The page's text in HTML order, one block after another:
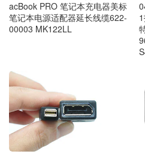
acBook PRO 笔记本充电器美标
笔记本电源适配器延长线缆622-
00003 MK122LL